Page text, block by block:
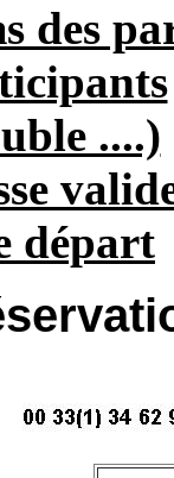
des
....)
départ